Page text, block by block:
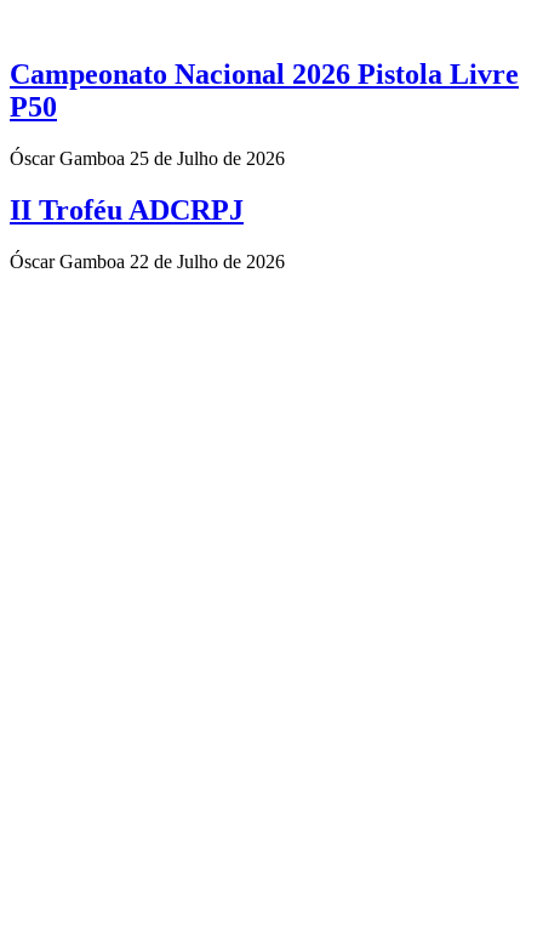
Campeonato Nacional 2026 Pistola Livre
P50
Óscar Gamboa 25 de Julho de 2026
II Troféu ADCRPJ
Óscar Gamboa 22 de Julho de 2026